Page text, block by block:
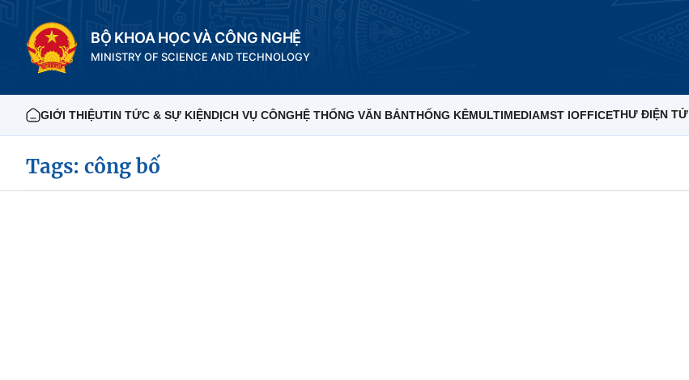
BỘ KHOA HỌC VÀ CÔNG NGHỆ
MINISTRY OF SCIENCE AND TECHNOLOGY
GIỚI THIỆUTIN TỨC & SỰ KIỆNDỊCH VỤ CÔNGHỆ THỐNG VĂN BẢNTHỐNG KÊMULTIMEDIAMST IOFFICETHƯ ĐIỆN TỬ
Tags: công bố